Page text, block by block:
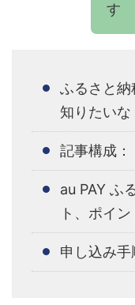
す
ふるさと
知りたいな
記事構成：
au PAY ふ
ト、ポイン
申し込み手